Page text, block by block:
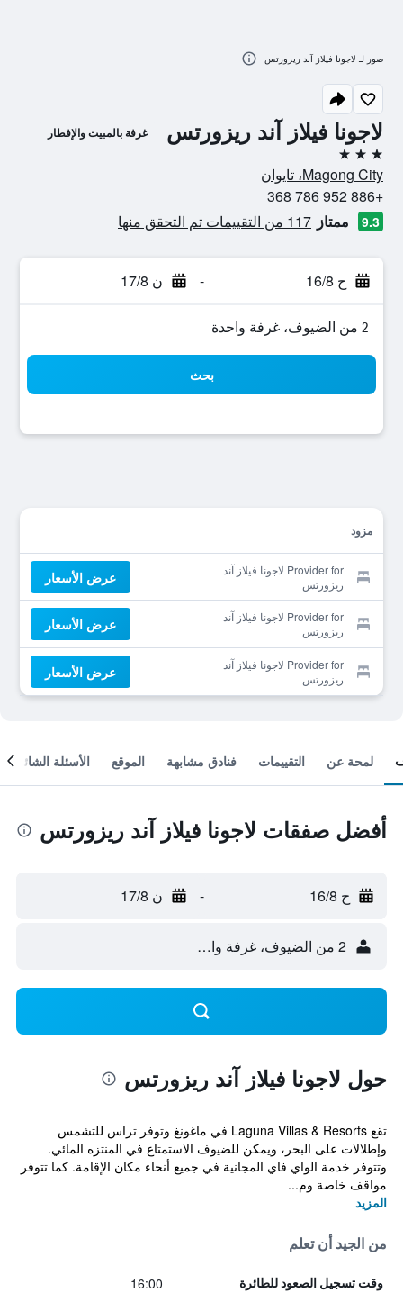
لاجونا فيلاز آند ريزورتس غرفة بالمبيت والإفطار
3 نجوم
Magong City، تايوان
+886 952 786 368
9.3 ممتاز 117 من التقييمات تم التحقق منها
ح 16/8 - ن 17/8
2 من الضيوف، غرفة واحدة
بحث
مزود
Provider for لاجونا فيلاز آند
ريزورتس
عرض الأسعار
Provider for لاجونا فيلاز آند
ريزورتس
عرض الأسعار
Provider for لاجونا فيلاز آند
ريزورتس
عرض الأسعار
صور لـ لاجونا فيلاز آند ريزورتس
لمحة عن التقييمات فنادق مشابهة الموقع الأسئلة الشائعة
أفضل صفقات لاجونا فيلاز آند ريزورتس
ح 16/8 - ن 17/8
2 من الضيوف، غرفة واحدة
حول لاجونا فيلاز آند ريزورتس
تقع Laguna Villas & Resorts في ماغونغ وتوفر تراس للتشمس
وإطلالات على البحر، ويمكن للضيوف الاستمتاع في المنتزه المائي.
وتتوفر خدمة الواي فاي المجانية في جميع أنحاء مكان الإقامة. كما تتوفر
مواقف خاصة وم...
المزيد
من الجيد أن تعلم
وقت تسجيل الصعود للطائرة 16:00